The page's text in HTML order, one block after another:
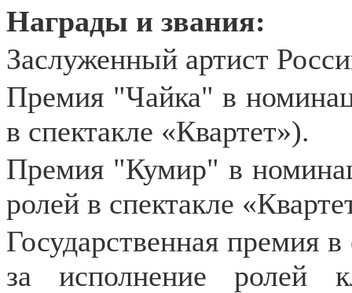
Награды и звания:
Заслуженный артист
Премия "Чайка" в
в спектакле «Квартет»).
Премия "Кумир" в
ролей в спектакле
Государственная премия
за исполнение ролей